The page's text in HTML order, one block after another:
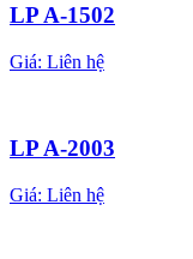
LP A-1502
Giá: Liên hệ
LP A-2003
Giá: Liên hệ